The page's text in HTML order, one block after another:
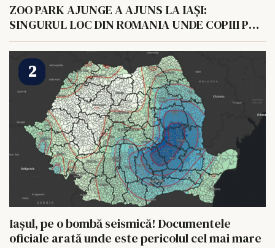
ZOO PARK AJUNGE A AJUNS LA IAȘI:
SINGURUL LOC DIN ROMANIA UNDE COPIII POT
HRANI UN ELEFANT
Iașul, pe o bombă seismică! Documentele
oficiale arată unde este pericolul cel mai mare